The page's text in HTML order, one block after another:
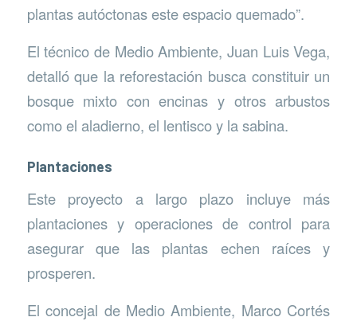
plantas autóctonas este espacio quemado”.
El técnico de Medio Ambiente, Juan Luis Vega,
detalló que la reforestación busca constituir un
bosque mixto con encinas y otros arbustos
como el aladierno, el lentisco y la sabina.
Plantaciones
Este proyecto a largo plazo incluye más
plantaciones y operaciones de control para
asegurar que las plantas echen raíces y
prosperen.
El concejal de Medio Ambiente, Marco Cortés